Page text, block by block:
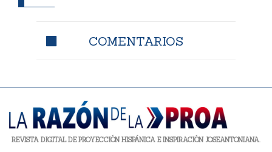
COMENTARIOS
REVISTA DIGITAL DE PROYECCIÓN HISPÁNICA E INSPIRACIÓN JOSEANTONIANA.